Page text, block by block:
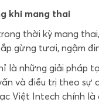
khi mang thai
thời kỳ mang
gừng tươi, ngậm
là những giải
và điều trị theo sự
Việt Intech chính